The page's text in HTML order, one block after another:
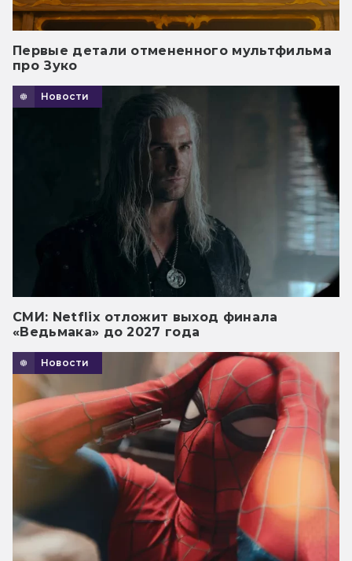
Первые детали отмененного мультфильма
про Зуко
Новости
СМИ: Netflix отложит выход финала
«Ведьмака» до 2027 года
Новости